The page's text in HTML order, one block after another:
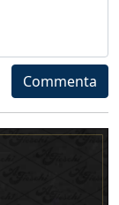
Commenta